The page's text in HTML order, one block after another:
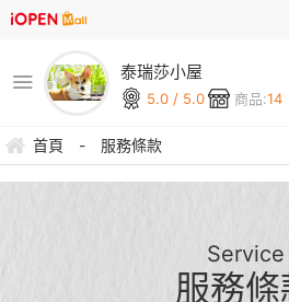
泰瑞莎小屋
5.0 / 5.0 商品:14
首頁 - 服務條款
Service
服務條